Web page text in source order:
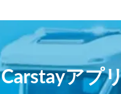
Carstayアプ